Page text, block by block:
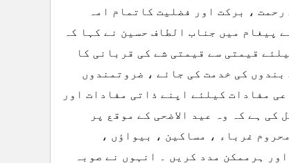
، برکت اور فضلیت کاتمام امہ
پیغام میں جناب الطاف حسین نے کہا کہ
قیمتی سے قیمتی شے کی قربانی کا
کی خدمت کی جائے ، ضروتمندوں
مفادات کیلئے اپنے ذاتی مفادات اور
ہے کہ وہ عید الاضحی کے موقع پر
غرباء ، مساکین ، بیواؤں ،
ہرممکن مدد کریں ۔ انہوں نے صوبہ